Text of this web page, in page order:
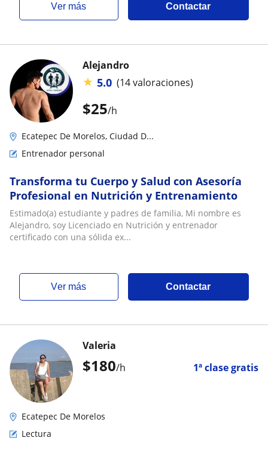
ver más Contactar
$25/h
Alejandro
★ 5.0 (14 valoraciones)
Ecatepec De Morelos, Ciudad D...
Entrenador personal
Transforma tu Cuerpo y Salud con Asesoría
Profesional en Nutrición y Entrenamiento
Estimado(a) estudiante y padres de familia, Mi nombre es
Alejandro, soy Licenciado en Nutrición y entrenador
certificado con una sólida ex...
ver más Contactar
$180/h 1ª clase gratis
Valeria
Ecatepec De Morelos
Lectura